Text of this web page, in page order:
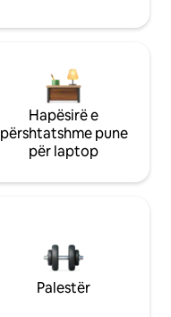
Hapësirë e
përshtatshme pune
për laptop
Palestër